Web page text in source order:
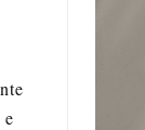
por
01 de
Os meses